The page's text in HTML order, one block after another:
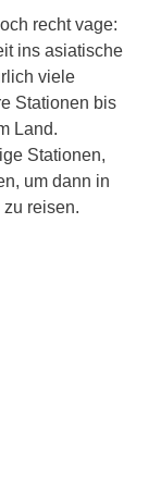
recht vage:
ins asiatische
viele
Stationen bis
Land.
Stationen,
um dann in
reisen.